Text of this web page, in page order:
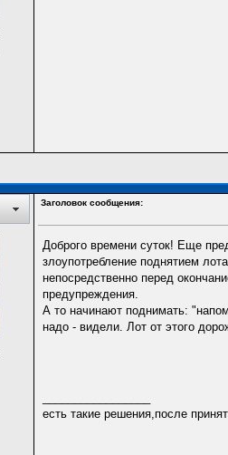
Заголовок сообщения:
Доброго времени суток! Еще
злоупотребление поднятием
непосредственно перед
предупреждения.
А то начинают поднимать:
надо - видели. Лот от этого
есть такие решения,после